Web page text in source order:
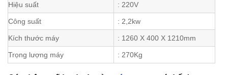
Hiệu suất : 220V
Công suất : 2,2kw
Kích thước máy : 1260 X 400 X 1210mm
Trọng lượng máy : 270Kg